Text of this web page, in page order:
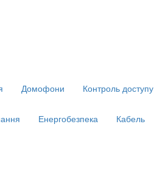
Домофони Контроль доступу
Енергобезпека Кабель